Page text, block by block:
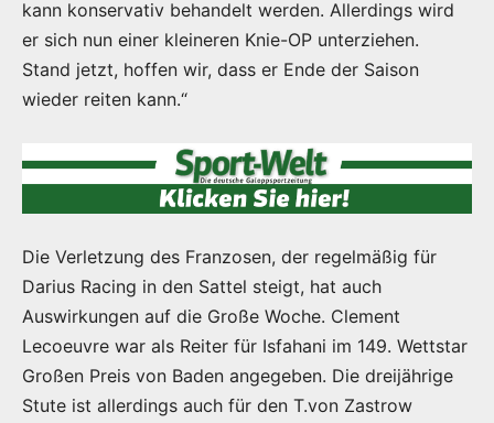
kann konservativ behandelt werden. Allerdings wird
er sich nun einer kleineren Knie-OP unterziehen.
Stand jetzt, hoffen wir, dass er Ende der Saison
wieder reiten kann.“
Die Verletzung des Franzosen, der regelmäßig für
Darius Racing in den Sattel steigt, hat auch
Auswirkungen auf die Große Woche. Clement
Lecoeuvre war als Reiter für Isfahani im 149. Wettstar
Großen Preis von Baden angegeben. Die dreijährige
Stute ist allerdings auch für den T.von Zastrow